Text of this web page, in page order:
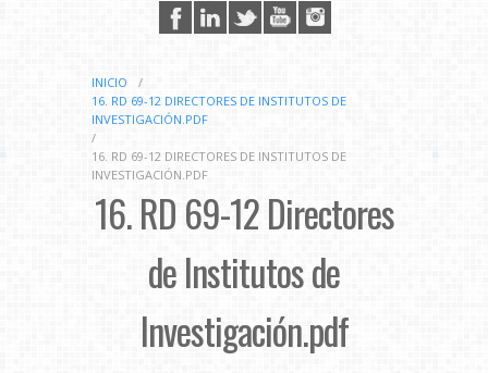
INICIO
/
16. RD 69-12 DIRECTORES DE INSTITUTOS DE
INVESTIGACIÓN.PDF
/
16. RD 69-12 DIRECTORES DE INSTITUTOS DE
INVESTIGACIÓN.PDF
16. RD 69-12 Directores
de Institutos de
Investigación.pdf